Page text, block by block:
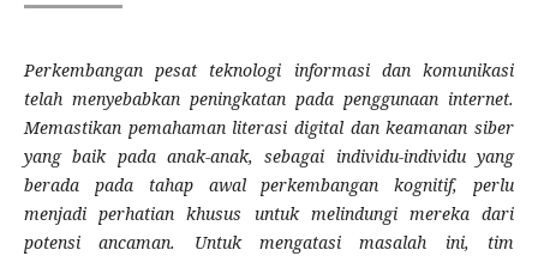
Perkembangan pesat teknologi informasi dan komunikasi
telah menyebabkan peningkatan pada penggunaan internet.
Memastikan pemahaman literasi digital dan keamanan siber
yang baik pada anak-anak, sebagai individu-individu yang
berada pada tahap awal perkembangan kognitif, perlu
menjadi perhatian khusus untuk melindungi mereka dari
potensi ancaman. Untuk mengatasi masalah ini, tim